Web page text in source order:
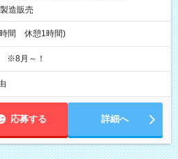
造販売
間 休憩1時間)
※8月～！
応募する 詳細へ